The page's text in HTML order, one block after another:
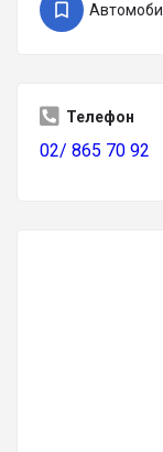
Телефон
02/ 865 70 92